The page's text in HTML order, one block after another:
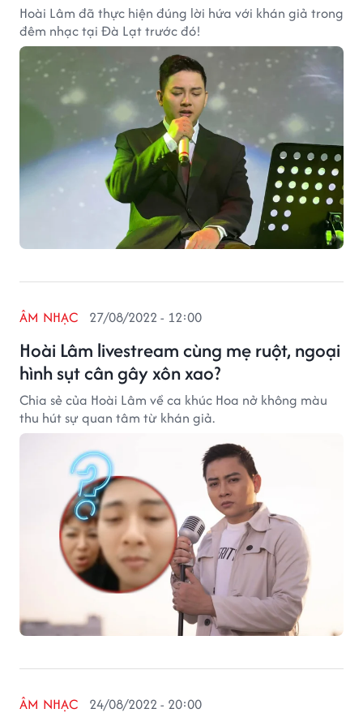
Hoài Lâm đã thực hiện đúng lời hứa với khán giả trong
đêm nhạc tại Đà Lạt trước đó!
Hoài Lâm livestream cùng mẹ ruột, ngoại
hình sụt cân gây xôn xao?
ÂM NHẠC 27/08/2022 - 12:00
Chia sẻ của Hoài Lâm về ca khúc Hoa nở không màu
thu hút sự quan tâm từ khán giả.
ÂM NHẠC 24/08/2022 - 20:00